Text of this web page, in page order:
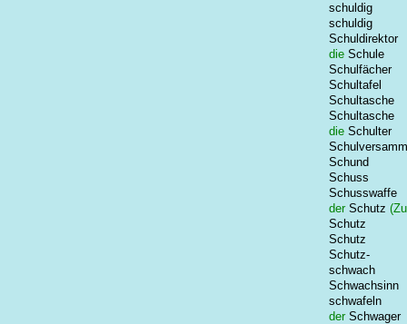
schuldig
schuldig
Schuldirektor
die Schule
Schulfächer
Schultafel
Schultasche
Schultasche
die Schulter
Schund
Schuss
Schusswaffe
der Schutz
Schutz
Schutz
Schutz-
schwach
Schwachsinn
schwafeln
der Schwager